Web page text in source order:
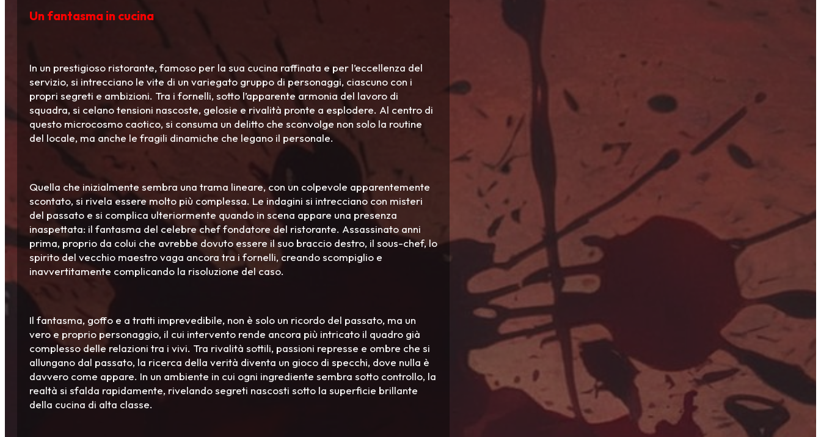
Un fantasma in cucina
In un prestigioso ristorante, famoso per la sua cucina raffinata e per l’eccellenza del
servizio, si intrecciano le vite di un variegato gruppo di personaggi, ciascuno con i
propri segreti e ambizioni. Tra i fornelli, sotto l’apparente armonia del lavoro di
squadra, si celano tensioni nascoste, gelosie e rivalità pronte a esplodere. Al centro di
questo microcosmo caotico, si consuma un delitto che sconvolge non solo la routine
del locale, ma anche le fragili dinamiche che legano il personale.
Quella che inizialmente sembra una trama lineare, con un colpevole apparentemente
scontato, si rivela essere molto più complessa. Le indagini si intrecciano con misteri
del passato e si complica ulteriormente quando in scena appare una presenza
inaspettata: il fantasma del celebre chef fondatore del ristorante. Assassinato anni
prima, proprio da colui che avrebbe dovuto essere il suo braccio destro, il sous-chef, lo
spirito del vecchio maestro vaga ancora tra i fornelli, creando scompiglio e
inavvertitamente complicando la risoluzione del caso.
Il fantasma, goffo e a tratti imprevedibile, non è solo un ricordo del passato, ma un
vero e proprio personaggio, il cui intervento rende ancora più intricato il quadro già
complesso delle relazioni tra i vivi. Tra rivalità sottili, passioni represse e ombre che si
allungano dal passato, la ricerca della verità diventa un gioco di specchi, dove nulla è
davvero come appare. In un ambiente in cui ogni ingrediente sembra sotto controllo, la
realtà si sfalda rapidamente, rivelando segreti nascosti sotto la superficie brillante
della cucina di alta classe.